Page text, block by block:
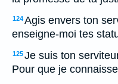
124Agis envers ton
enseigne-moi tes
125Je suis ton
Pour que je